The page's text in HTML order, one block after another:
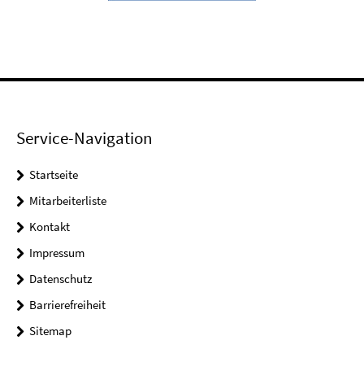
Service-Navigation
Startseite
Mitarbeiterliste
Kontakt
Impressum
Datenschutz
Barrierefreiheit
Sitemap